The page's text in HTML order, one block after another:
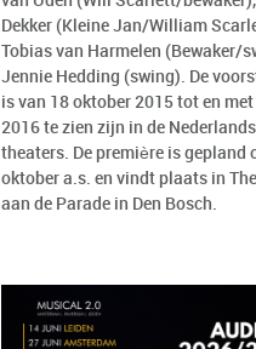
Dekker (Kleine Jan/William
Tobias van Harmelen (Bewaker/
Jennie Hedding (swing). De
is van 18 oktober 2015 tot en met
2016 te zien zijn in de
theaters. De première is gepland
oktober a.s. en vindt plaats in
aan de Parade in Den Bosch.